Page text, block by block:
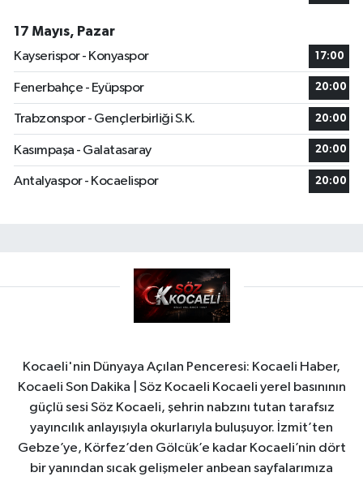
17 Mayıs, Pazar
Kayserispor - Konyaspor
17:00
Fenerbahçe - Eyüpspor 20:00
Trabzonspor - Gençlerbirliği S.K. 20:00
Kasımpaşa - Galatasaray 20:00
Antalyaspor - Kocaelispor 20:00
Kocaeli'nin Dünyaya Açılan Penceresi: Kocaeli Haber,
Kocaeli Son Dakika | Söz Kocaeli Kocaeli yerel basınının
güçlü sesi Söz Kocaeli, şehrin nabzını tutan tarafsız
yayıncılık anlayışıyla okurlarıyla buluşuyor. İzmit’ten
Gebze’ye, Körfez’den Gölcük’e kadar Kocaeli’nin dört
bir yanından sıcak gelişmeler anbean sayfalarımıza